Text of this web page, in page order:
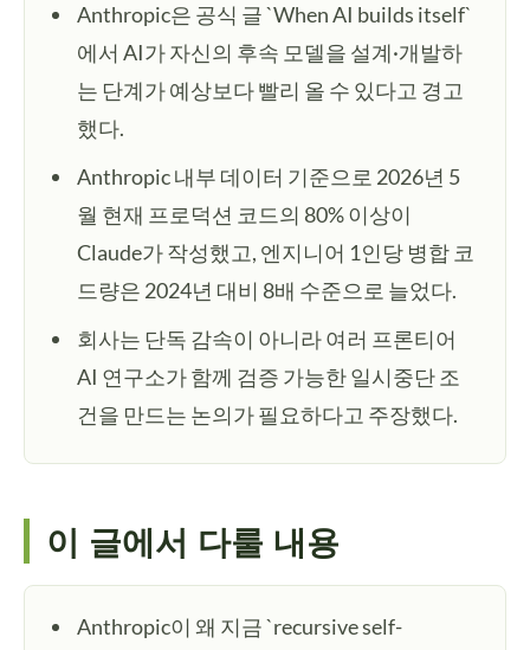
Anthropic은 공식 글 `When AI builds itself`
에서 AI가 자신의 후속 모델을 설계·개발하
는 단계가 예상보다 빨리 올 수 있다고 경고
했다.
Anthropic 내부 데이터 기준으로 2026년 5
월 현재 프로덕션 코드의 80% 이상이
Claude가 작성했고, 엔지니어 1인당 병합 코
드량은 2024년 대비 8배 수준으로 늘었다.
회사는 단독 감속이 아니라 여러 프론티어
AI 연구소가 함께 검증 가능한 일시중단 조
건을 만드는 논의가 필요하다고 주장했다.
이 글에서 다룰 내용
Anthropic이 왜 지금 `recursive self-